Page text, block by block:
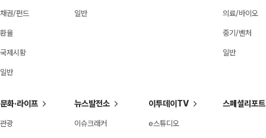
채권/펀드
환율
국제시황
일반
일반 의료/바이오
중기/벤처
일반
문화·라이프
관광
뉴스발전소
이슈크래커
이투데이TV
e스튜디오
스페셜리포트